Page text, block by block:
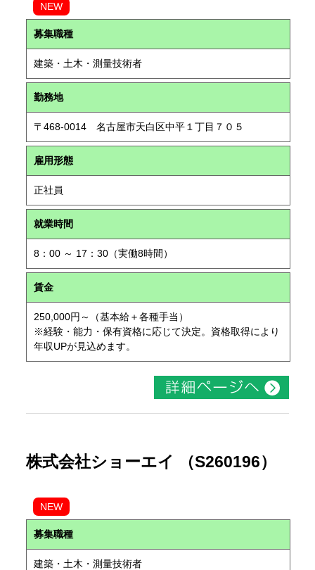
NEW
募集職種
建築・土木・測量技術者
勤務地
〒468-0014 名古屋市天白区中平１丁目７０５
雇用形態
正社員
就業時間
8：00 ～ 17：30（実働8時間）
賃金
250,000円～（基本給＋各種手当）
※経験・能力・保有資格に応じて決定。資格取得により
年収UPが見込めます。
株式会社ショーエイ （S260196）
NEW
募集職種
建築・土木・測量技術者